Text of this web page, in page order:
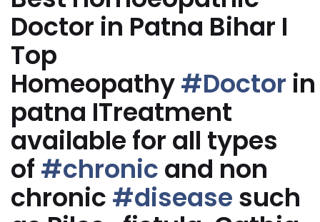
Doctor in Patna Bihar I
Top
Homeopathy#Doctor in
patna ITreatment
available for all types
of #chronic and non
chronic #disease such